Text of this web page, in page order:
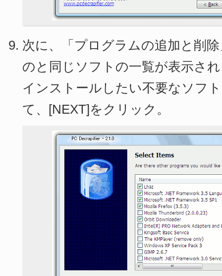
次に、「プログラムの追加と削
のと同じソフトの一覧が表示さ
インストールしたい不要なソフ
て、[NEXT]をクリック。